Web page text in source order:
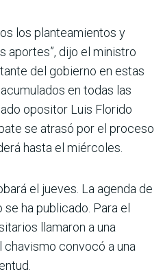
los planteamientos y
aportes”, dijo el ministro
del gobierno en estas
en todas las
opositor Luis Florido
se atrasó por el proceso
hasta el miércoles.
el jueves. La agenda de
se ha publicado. Para el
llamaron a una
convocó a una